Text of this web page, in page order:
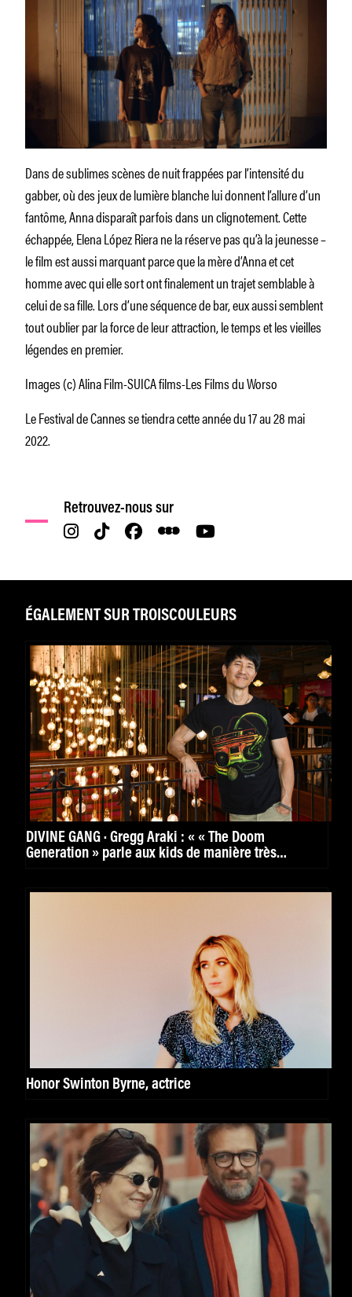
Dans de sublimes scènes de nuit frappées par l’intensité du
gabber, où des jeux de lumière blanche lui donnent l’allure d’un
fantôme, Anna disparaît parfois dans un clignotement. Cette
échappée, Elena López Riera ne la réserve pas qu’à la jeunesse –
le film est aussi marquant parce que la mère d’Anna et cet
homme avec qui elle sort ont finalement un trajet semblable à
celui de sa fille. Lors d’une séquence de bar, eux aussi semblent
tout oublier par la force de leur attraction, le temps et les vieilles
légendes en premier.
Images (c) Alina Film-SUICA films-Les Films du Worso
Le Festival de Cannes se tiendra cette année du 17 au 28 mai
2022.
Retrouvez-nous sur
ÉGALEMENT SUR TROISCOULEURS
DIVINE GANG · Gregg Araki : « « The Doom
Generation » parle aux kids de manière très
Honor Swinton Byrne, actrice